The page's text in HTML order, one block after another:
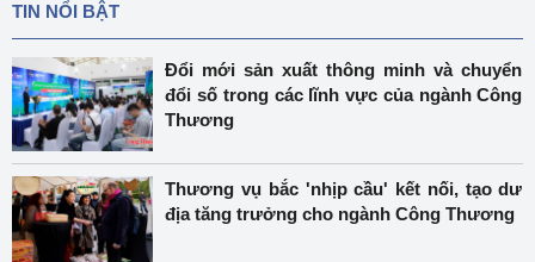
TIN NỔI BẬT
Đổi mới sản xuất thông minh và chuyển
đổi số trong các lĩnh vực của ngành Công
Thương
Thương vụ bắc 'nhịp cầu' kết nối, tạo dư
địa tăng trưởng cho ngành Công Thương